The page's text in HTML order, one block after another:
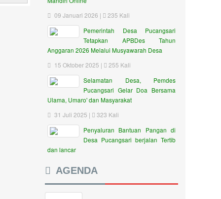
09 Januari 2026 |
235 Kali
Pemerintah Desa Pucangsari
Tetapkan APBDes Tahun
Anggaran 2026 Melalui Musyawarah Desa
15 Oktober 2025 |
255 Kali
Selamatan Desa, Pemdes
Pucangsari Gelar Doa Bersama
Ulama, Umaro' dan Masyarakat
31 Juli 2025 |
323 Kali
Penyaluran Bantuan Pangan di
Desa Pucangsari berjalan Tertib
dan lancar
AGENDA